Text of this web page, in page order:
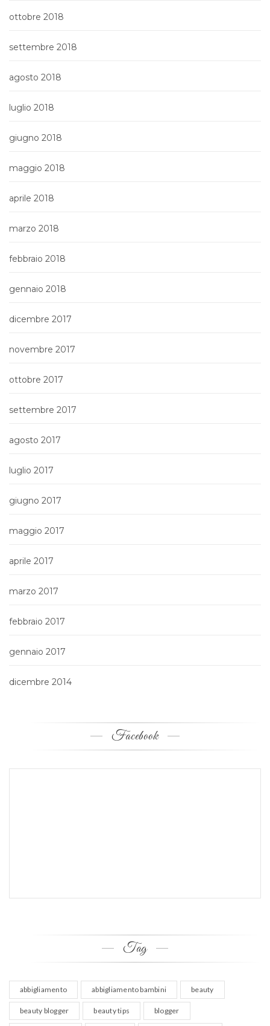
ottobre 2018
settembre 2018
agosto 2018
luglio 2018
giugno 2018
maggio 2018
aprile 2018
marzo 2018
febbraio 2018
gennaio 2018
dicembre 2017
novembre 2017
ottobre 2017
settembre 2017
agosto 2017
luglio 2017
giugno 2017
maggio 2017
aprile 2017
marzo 2017
febbraio 2017
gennaio 2017
dicembre 2014
Facebook
Tag
abbigliamento abbigliamento bambini beauty
beauty blogger beauty tips blogger